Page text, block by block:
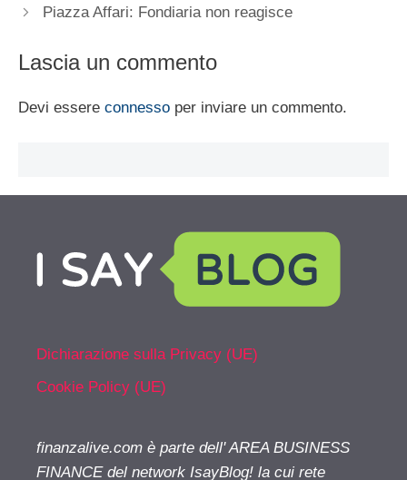
Piazza Affari: Fondiaria non reagisce
Lascia un commento
Devi essere connesso per inviare un commento.
Dichiarazione sulla Privacy (UE)
Cookie Policy (UE)
finanzalive.com è parte dell' AREA BUSINESS
FINANCE del network IsayBlog! la cui rete